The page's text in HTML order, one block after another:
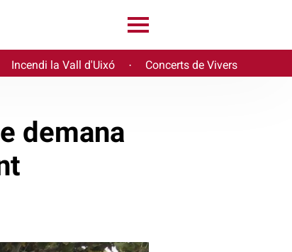
Incendi la Vall d'Uixó · Concerts de Vivers
demana